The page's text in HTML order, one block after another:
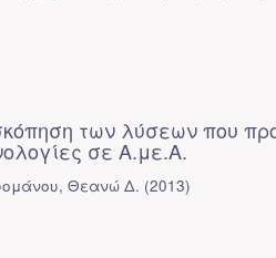
των λύσεων που
σε Α.με.Α.
Θεανώ Δ. (2013)